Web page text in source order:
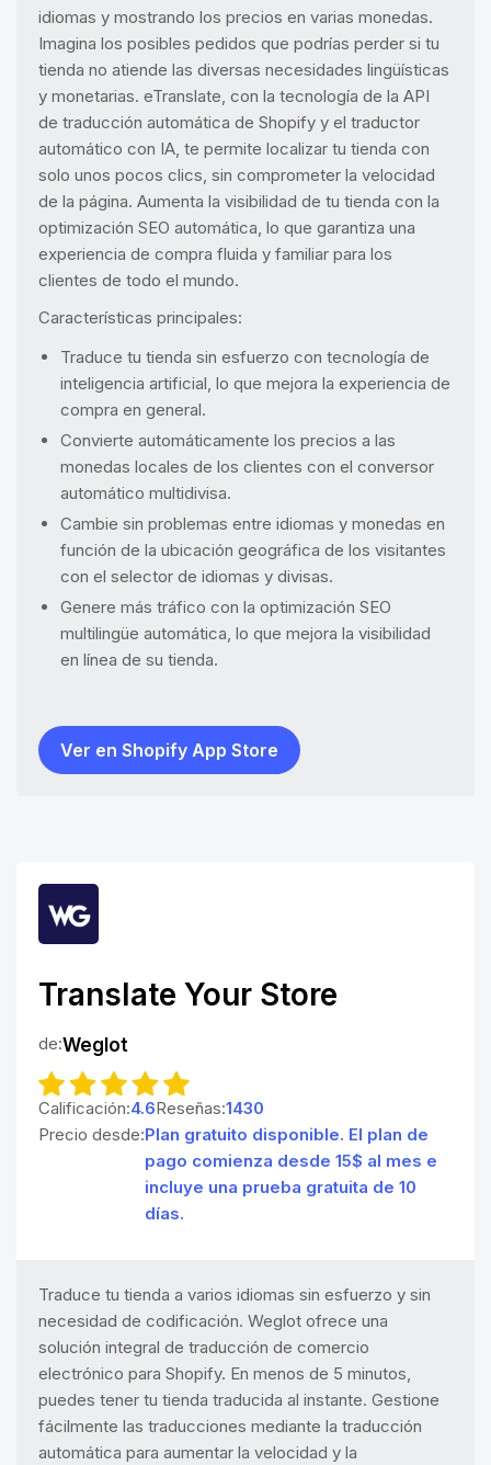
idiomas y mostrando los precios en varias monedas.
Imagina los posibles pedidos que podrías perder si tu
tienda no atiende las diversas necesidades lingüísticas
y monetarias. eTranslate, con la tecnología de la API
de traducción automática de Shopify y el traductor
automático con IA, te permite localizar tu tienda con
solo unos pocos clics, sin comprometer la velocidad
de la página. Aumenta la visibilidad de tu tienda con la
optimización SEO automática, lo que garantiza una
experiencia de compra fluida y familiar para los
clientes de todo el mundo.
Características principales:
Traduce tu tienda sin esfuerzo con tecnología de
inteligencia artificial, lo que mejora la experiencia de
compra en general.
Convierte automáticamente los precios a las
monedas locales de los clientes con el conversor
automático multidivisa.
Cambie sin problemas entre idiomas y monedas en
función de la ubicación geográfica de los visitantes
con el selector de idiomas y divisas.
Genere más tráfico con la optimización SEO
multilingüe automática, lo que mejora la visibilidad
en línea de su tienda.
Ver en Shopify App Store
Translate Your Store
de:Weglot
Calificación:4.6Reseñas:1430
Precio desde:Plan gratuito disponible. El plan de
pago comienza desde 15$ al mes e
incluye una prueba gratuita de 10
días.
Traduce tu tienda a varios idiomas sin esfuerzo y sin
necesidad de codificación. Weglot ofrece una
solución integral de traducción de comercio
electrónico para Shopify. En menos de 5 minutos,
puedes tener tu tienda traducida al instante. Gestione
fácilmente las traducciones mediante la traducción
automática para aumentar la velocidad y la